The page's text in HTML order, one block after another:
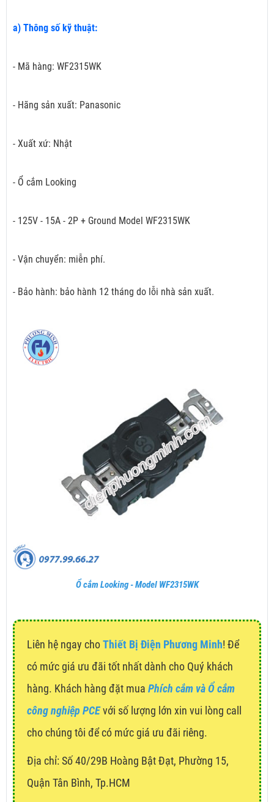
a) Thông số kỹ thuật:
- Mã hàng: WF2315WK
- Hãng sản xuất: Panasonic
- Xuất xứ: Nhật
- Ổ cắm Looking
- 125V - 15A - 2P + Ground Model WF2315WK
- Vận chuyển: miễn phí.
- Bảo hành: bảo hành 12 tháng do lỗi nhà sản xuất.
Ổ cắm Looking - Model WF2315WK
Liên hệ ngay choThiết Bị Điện Phương Minh! Để
có mức giá ưu đãi tốt nhất dành cho Quý khách
hàng. Khách hàng đặt mua Phích cắm và Ổ cắm
công nghiệp PCEvới số lượng lớn xin vui lòng call
cho chúng tôi để có mức giá ưu đãi riêng.
Địa chỉ: Số 40/29B Hoàng Bật Đạt, Phường 15,
Quận Tân Bình, Tp.HCM